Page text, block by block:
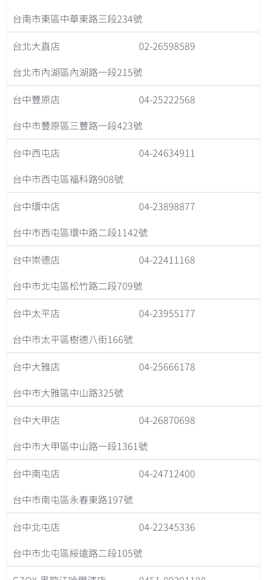
台南市東區中華東路三段234號
台北大直店
02-26598589
台北市內湖區內湖路一段215號
台中豐原店
04-25222568
台中市豐原區三豐路一段423號
台中西屯店
04-24634911
台中市西屯區福科路908號
台中環中店
04-23898877
台中市西屯區環中路二段1142號
台中崇德店
04-22411168
台中市北屯區松竹路二段709號
台中太平店
04-23955177
台中市太平區樹德八街166號
台中大雅店
04-25666178
台中市大雅區中山路325號
台中大甲店
04-26870698
台中市大甲區中山路一段1361號
台中南屯店
04-24712400
台中市南屯區永春東路197號
台中北屯店
04-22345336
台中市北屯區綏遠路二段105號